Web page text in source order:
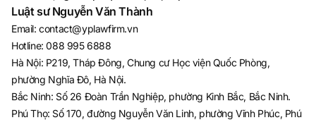
Luật sư Nguyễn Văn Thành
Email:contact@yplawfirm.vn
Hotline:088 995 6888
Hà Nội: P219, Tháp Đông, Chung cư Học viện Quốc Phòng,
phường Nghĩa Đô, Hà Nội.
Bắc Ninh: Số 26 Đoàn Trần Nghiệp, phường Kinh Bắc, Bắc Ninh.
Phú Thọ: Số 170, đường Nguyễn Văn Linh, phường Vĩnh Phúc, Phú